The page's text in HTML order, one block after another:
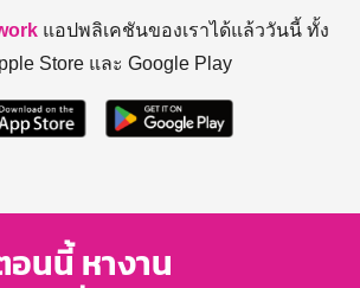
แอปพลิเคชันของเราได้แล้ววันนี้ ทั้ง
Store และ Google Play
นนี้ หางาน